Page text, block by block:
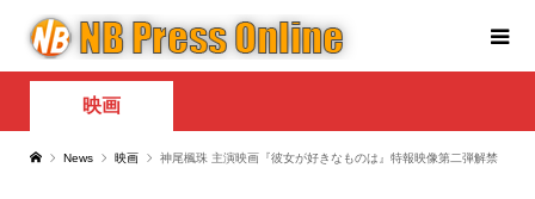
映画
News 映画 神尾楓珠 主演映画『彼女が好きなものは』特報映像第二弾解禁